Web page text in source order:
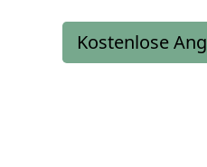
Kostenlose